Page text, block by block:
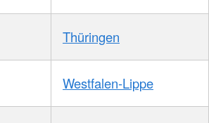
Thüringen
Westfalen-Lippe